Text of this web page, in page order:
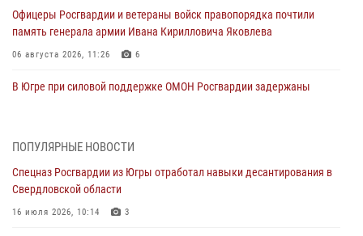
Офицеры Росгвардии и ветераны войск правопорядка почтили
память генерала армии Ивана Кирилловича Яковлева
06 августа 2026, 11:26 6
В Югре при силовой поддержке ОМОН Росгвардии задержаны
60-летний юбилей
05 августа 2026, 12:01
ПОПУЛЯРНЫЕ НОВОСТИ
Спецназ Росгвардии из Югры отработал навыки десантирования в
Свердловской области
16 июля 2026, 10:14 3